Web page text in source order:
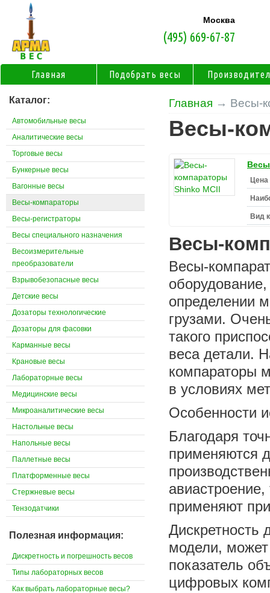
Главная → Весы-
Весы-
Цена
Вид
Весы-
Весы-
определении
грузами.
такого
веса детали.
компараторы
в условиях
Особенности
Благодаря
применяются
применяют
Дискретность
модели, может
показатель
цифровых
Каталог:
Автомобильные весы
Аналитические весы
Торговые весы
Бункерные весы
Вагонные весы
Весы-компараторы
Весы-регистраторы
Весы специального назначения
Весоизмерительные
преобразователи
Взрывобезопасные весы
Детские весы
Дозаторы технологические
Дозаторы для фасовки
Карманные весы
Крановые весы
Лабораторные весы
Медицинские весы
Микроаналитические весы
Настольные весы
Напольные весы
Паллетные весы
Платформенные весы
Стержневые весы
Тензодатчики
Полезная информация:
Дискретность и погрешность весов
Типы лабораторных весов
Как выбрать лабораторные весы?
Москва
(495) 669-67-87
Главная Подобрать весы